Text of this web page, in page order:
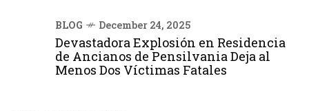
BLOG December 24, 2025
Devastadora Explosión en Residencia
de Ancianos de Pensilvania Deja al
Menos Dos Víctimas Fatales